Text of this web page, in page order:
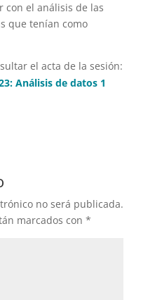
con el análisis de las
que tenían como
el acta de la sesión:
Análisis de datos 1
no será publicada.
marcados con *